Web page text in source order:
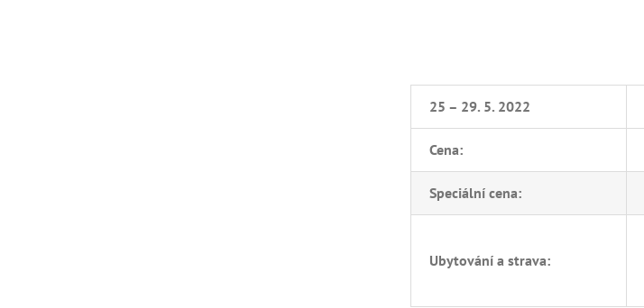
25 – 29. 5. 2022
Cena:
Speciální cena:
Ubytování a strava: